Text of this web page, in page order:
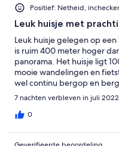
Positief: Netheid,
Leuk huisje met
Leuk huisje gelegen op
is ruim 400 meter hoger
panorama. Het huisje ligt
mooie wandelingen en
wel continu bergop en
Er zijn twee overdekte
heuvels daarachter. Erg
voorbij. Helemaal stil is het
7 nachten verbleven in juli 2022
0